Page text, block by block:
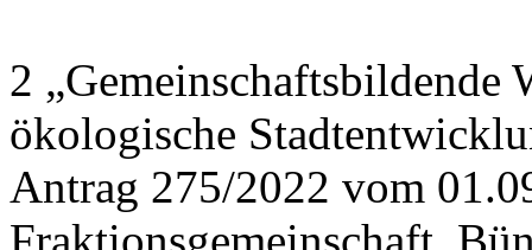
2
ökologische
Antrag 275/2022 vom